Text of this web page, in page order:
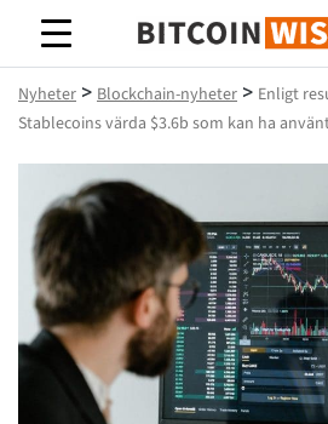
Bitcoin
Nyheter > Blockchain-nyheter > Enligt
Stablecoins värda $3.6b som kan ha